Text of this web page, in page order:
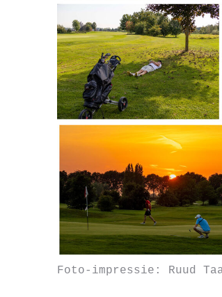
Foto-impressie: Ruud